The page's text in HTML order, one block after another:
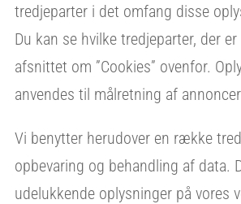
tredjeparter i det omfang disse
Du kan se hvilke tredjeparter, der
afsnittet om ”Cookies” ovenfor.
anvendes til målretning af
Vi benytter herudover en række
opbevaring og behandling af data.
udelukkende oplysninger på vores